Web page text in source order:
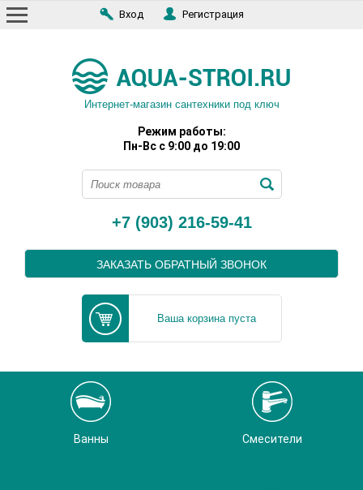
Вход Регистрация
Интернет-магазин сантехники под ключ
Режим работы:
Пн-Вс с 9:00 до 19:00
+7 (903) 216-59-41
ЗАКАЗАТЬ ОБРАТНЫЙ ЗВОНОК
Ваша корзина пуста
Ванны Смесители